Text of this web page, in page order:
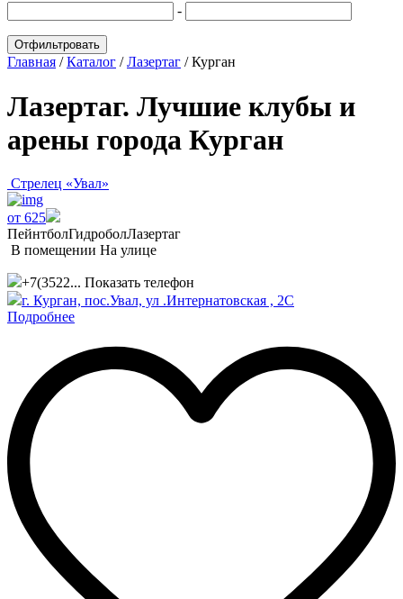
-
Главная /Каталог /Лазертаг /Курган
Лазертаг. Лучшие клубы и
арены города Курган
Стрелец «Увал»
от 625
ПейнтболГидроболЛазертаг
В помещении На улице
+7(3522... Показать телефон
г. Курган, пос.Увал, ул .Интернатовская , 2С
Подробнее